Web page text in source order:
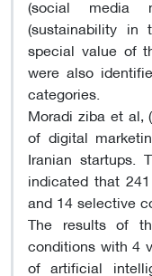
(social media
(sustainability
special value of
were also
categories.
Moradi ziba et al,
of digital
Iranian startups.
indicated that
and 14 selective
The results of
conditions with 4
of artificial